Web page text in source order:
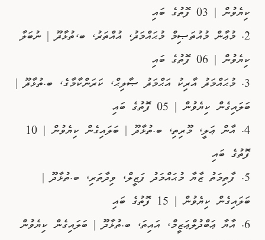
ކިޔެވުން | 03 ފޮތުގެ ބައި
2. މުޢާން މުއުތަޞިމް މުޙައްމަދު، އުއްތަރު، ބ،ތުޅާދޫ | ނުބަލާ
ކިޔެވުން | 06 ފޮތުގެ ބައި
3. މުޙައްމަދު އާރިކު އަޙްމަދު ޞާލިޙް، ކަރަންކާމާގެ، ބ.ތުޅާދޫ |
ބަލައިގެން ކިޔެވުން | 05 ފޮތުގެ ބައި
4. އާން ޢަލީ، މޫރިތި، ބ.ތުޅާދޫ | ބަލައިގެން ކިޔެވުން | 10
ފޮތުގެ ބައި
5. ފާތިމަތު ޒާޔާ މުޙައްމަދު ފަޒީލް، ވިދާތަރި، ބ.ތުޅާދޫ |
ބަލައިގެން ކިޔެވުން | 15 ފޮތުގެ ބައި
6. އާޔާ ޢަބްދުލްޢަޒީމް، އައިތަ، ބ.ތުޅާދޫ | ބަލައިގެން ކިޔެވުން